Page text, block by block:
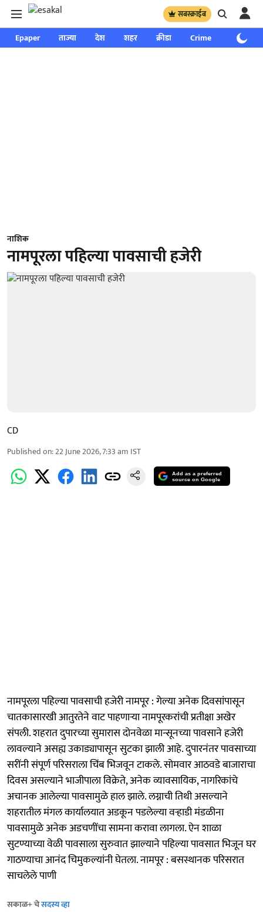
सबस्क्राईब
Epaper ताज्या देश शहर क्रीडा Crime साप्ताहिक
नाशिक
नामपूरला पहिल्या पावसाची हजेरी
CD
Published on:22 June 2026, 7:33 am IST
Add as a preferred
source on Google
नामपूरला पहिल्या पावसाची हजेरी नामपूर : गेल्या अनेक दिवसांपासून
चातकासारखी आतुरतेने वाट पाहणाऱ्या नामपूरकरांची प्रतीक्षा अखेर
संपली. शहरात दुपारच्या सुमारास दोनवेळा मान्सूनच्या पावसाने हजेरी
लावल्याने असह्य उकाड्यापासून सुटका झाली आहे. दुपारनंतर पावसाच्या
सरींनी संपूर्ण परिसराला चिंब भिजवून टाकले. सोमवार आठवडे बाजाराचा
दिवस असल्याने भाजीपाला विक्रेते, अनेक व्यावसायिक, नागरिकांचे
अचानक आलेल्या पावसामुळे हाल झाले. लग्नाची तिथी असल्याने
शहरातील मंगल कार्यालयात अडकून पडलेल्या वऱ्हाडी मंडळीना
पावसामुळे अनेक अडचणींचा सामना करावा लागला. ऐन शाळा
सुटण्याच्या वेळी पावसाला सुरुवात झाल्याने पहिल्या पावसात भिजून घर
गाठण्याचा आनंद चिमुकल्यांनी घेतला. नामपूर : बसस्थानक परिसरात
साचलेले पाणी
सकाळ+ चेसदस्य व्हा